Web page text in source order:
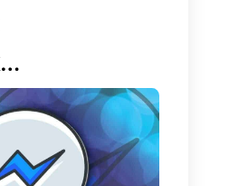
créer des